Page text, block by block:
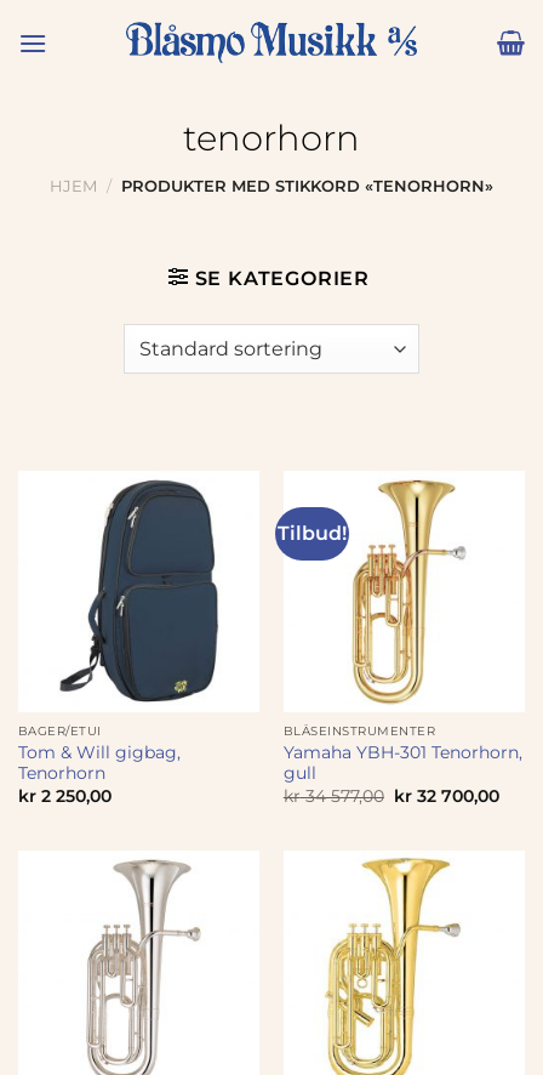
tenorhorn
HJEM / PRODUKTER MED STIKKORD «TENORHORN»
SE KATEGORIER
BAGER/ETUI
Tom & Will gigbag,
Tenorhorn
kr2 250,00
Tilbud!
BLÅSEINSTRUMENTER
Yamaha YBH-301 Tenorhorn,
gull
kr34 577,00 Opprinnelig
pris
577,00.
kr32 700,00